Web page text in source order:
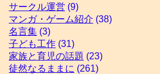
サークル運営 (9)
マンガ・ゲーム紹介 (38)
名言集 (3)
子ども工作 (31)
家族と育児の話題 (23)
徒然なるままに (261)